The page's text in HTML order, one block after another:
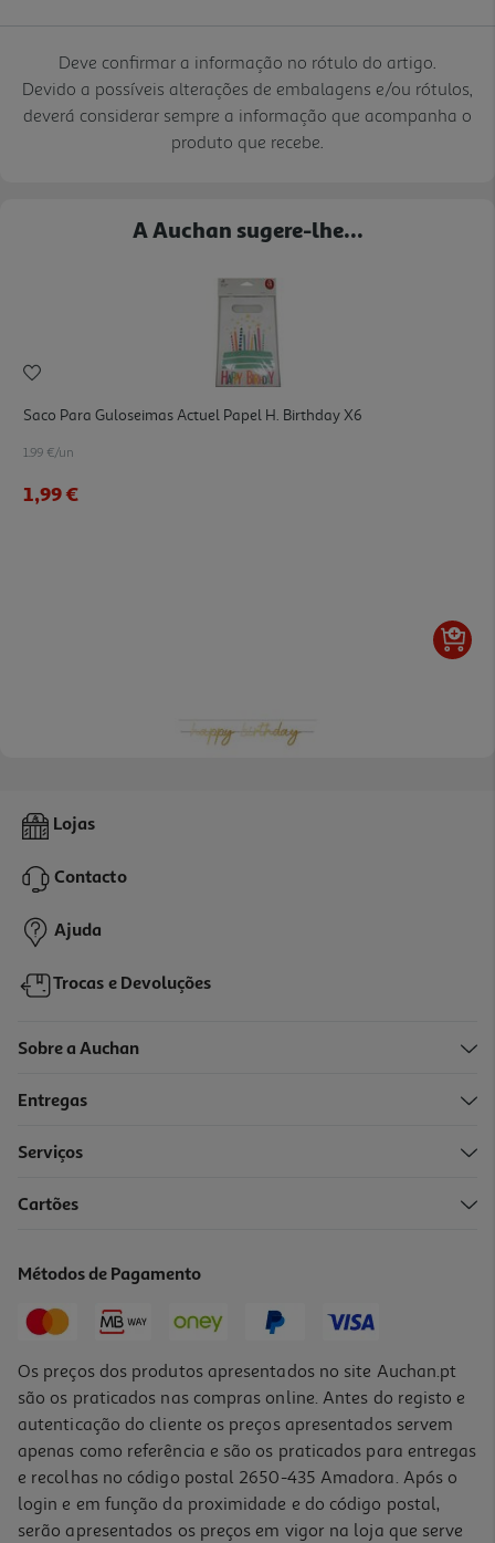
Deve confirmar a informação no rótulo do artigo.
Devido a possíveis alterações de embalagens e/ou rótulos,
deverá considerar sempre a informação que acompanha o
produto que recebe.
A Auchan sugere-lhe...
Saco Para Guloseimas Actuel Papel H. Birthday X6
1.99 €/un
1,99 €
Grinalda Actuel "happy Birthday" Dourado
1,49 €
Lojas
Contacto
Ajuda
Trocas e Devoluções
Sobre a Auchan
Entregas
Serviços
Cartões
Métodos de Pagamento
Os preços dos produtos apresentados no site Auchan.pt
são os praticados nas compras online. Antes do registo e
autenticação do cliente os preços apresentados servem
apenas como referência e são os praticados para entregas
e recolhas no código postal 2650-435 Amadora. Após o
login e em função da proximidade e do código postal,
serão apresentados os preços em vigor na loja que serve